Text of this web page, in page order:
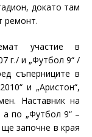
докато там
ремонт.
участие в
г./ и „Футбол 9“ /
съперниците в
и „Аристон“,
Наставник на
по „Футбол 9“ –
започне в края